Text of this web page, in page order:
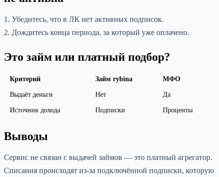
1. Убедитесь, что в ЛК нет активных подписок.
2. Дождитесь конца периода, за который уже оплачено.
Это займ или платный подбор?
Критерий Займ rybina МФО
Выдаёт деньги Нет Да
Источник дохода Подписки Проценты
Выводы
Сервис не связан с выдачей займов — это платный агрегатор.
Списания происходят из-за подключённой подписки, которую